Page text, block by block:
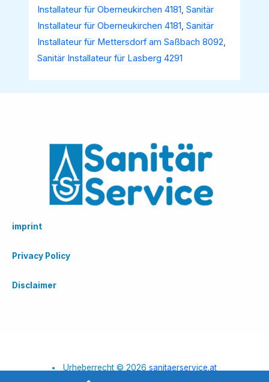
Installateur für Oberneukirchen 4181,Sanitär
Installateur für Oberneukirchen 4181,Sanitär
Installateur für Mettersdorf am Saßbach 8092,
Sanitär Installateur für Lasberg 4291
imprint
Privacy Policy
Disclaimer
Urheberrecht © 2026sanitaerservice.at